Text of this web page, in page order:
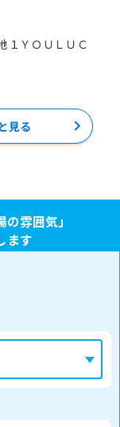
１ＹＯＵＬＵＣ
見る
雰囲気」
ます